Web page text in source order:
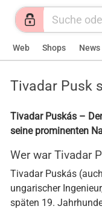
Web Shops News
Tivadar Pusk
Tivadar Puskás –
seine prominenten
Wer war Tivadar
Tivadar Puskás
ungarischer
späten 19.